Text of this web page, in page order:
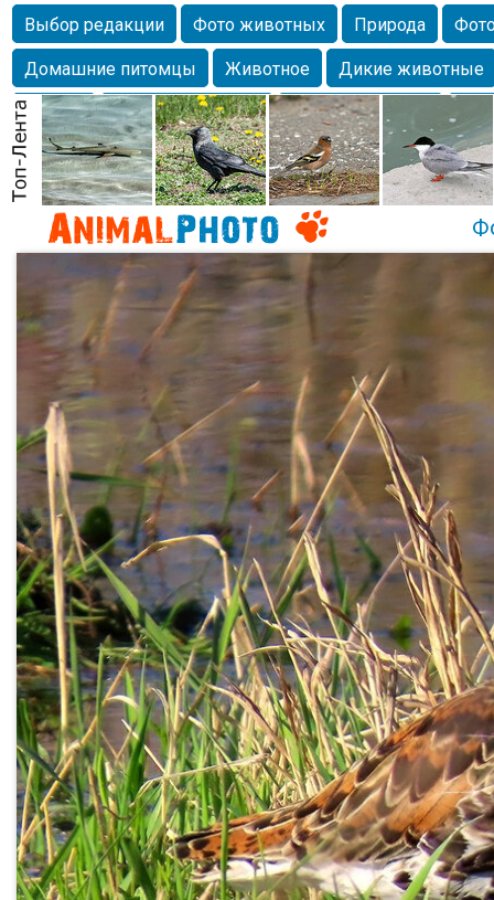
Выбор редакции Фото животных Природа
Домашние питомцы
Животное
Дикие животные
Собаки
Alexanderandronik Млекопитающие
Морда
Собачка Осень Портрет
Домашние
Насекомое
Коты Lebert Дикие птицы Утка